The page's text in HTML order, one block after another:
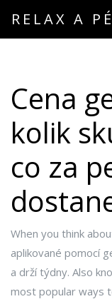
RELAX A
Cena
kolik
co za
When you think
aplikované pomocí
a drží týdny. Also
most popular ways